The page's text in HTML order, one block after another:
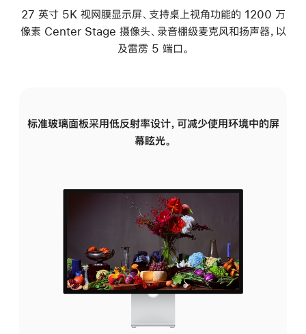
27 英寸 5K 视网膜显示屏、支持桌上视角功能的 1200 万
像素 Center Stage 摄像头、录音棚级麦克风和扬声器，以
及雷雳 5 端口。
标准玻璃面板采用低反射率设计，可减少使用环境中的屏
幕眩光。